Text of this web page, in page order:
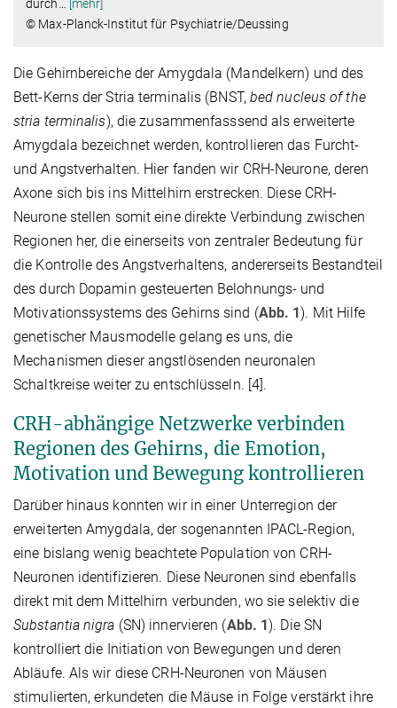
durch
[mehr]
© Max-Planck-Institut für Psychiatrie/Deussing
Die Gehirnbereiche der Amygdala (Mandelkern) und des
Bett-Kerns der Stria terminalis (BNST, bed nucleus of the
stria terminalis), die zusammenfasssend als erweiterte
Amygdala bezeichnet werden, kontrollieren das Furcht-
und Angstverhalten. Hier fanden wir CRH-Neurone, deren
Axone sich bis ins Mittelhirn erstrecken. Diese CRH-
Neurone stellen somit eine direkte Verbindung zwischen
Regionen her, die einerseits von zentraler Bedeutung für
die Kontrolle des Angstverhaltens, andererseits Bestandteil
des durch Dopamin gesteuerten Belohnungs- und
Motivationssystems des Gehirns sind (Abb. 1). Mit Hilfe
genetischer Mausmodelle gelang es uns, die
Mechanismen dieser angstlösenden neuronalen
Schaltkreise weiter zu entschlüsseln. [4].
CRH-abhängige Netzwerke verbinden
Regionen des Gehirns, die Emotion,
Motivation und Bewegung kontrollieren
Darüber hinaus konnten wir in einer Unterregion der
erweiterten Amygdala, der sogenannten IPACL-Region,
eine bislang wenig beachtete Population von CRH-
Neuronen identifizieren. Diese Neuronen sind ebenfalls
direkt mit dem Mittelhirn verbunden, wo sie selektiv die
Substantia nigra (SN) innervieren (Abb. 1). Die SN
kontrolliert die Initiation von Bewegungen und deren
Abläufe. Als wir diese CRH-Neuronen von Mäusen
stimulierten, erkundeten die Mäuse in Folge verstärkt ihre